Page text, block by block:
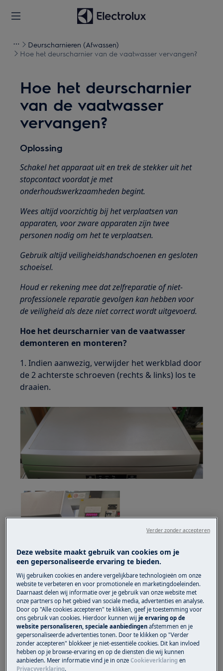
Deurscharnieren (Afwassen)
Hoe het deurscharnier van de vaatwasser vervangen?
Hoe het deurscharnier
van de vaatwasser
vervangen?
Oplossing
Schakel het apparaat uit en trek de stekker uit het
stopcontact voordat je met
onderhoudswerkzaamheden begint.
Wees altijd voorzichtig bij het verplaatsen van
apparaten, voor zware apparaten zijn twee
personen nodig om het te verplaatsen.
Gebruik altijd veiligheidshandschoenen en gesloten
schoeisel.
Houd er rekening mee dat zelfreparatie of niet-
professionele reparatie gevolgen kan hebben voor
de veiligheid als deze niet correct wordt uitgevoerd.
Hoe het deurscharnier van de vaatwasser
demonteren en monteren?
1. Indien aanwezig, verwijder het werkblad door
de 2 achterste schroeven (rechts & links) los te
draaien.
2. Indien aanwezig, haak de plint los en
verwijder deze door het onderste deel (rechts &
Deze website maakt gebruik van cookies om je
een gepersonaliseerde ervaring te bieden.
Wij gebruiken cookies en andere vergelijkbare technologieën om onze
website te verbeteren en voor promotionele en marketingdoeleinden.
Daarnaast delen wij informatie over je gebruik van onze website met
onze partners op het gebied van sociale media, advertenties en analyse.
Door op "Alle cookies accepteren" te klikken, geef je toestemming voor
ons gebruik van cookies. Hierdoor kunnen wijje ervaring op de
website personaliseren, speciale aanbiedingen afstemmen en je
gepersonaliseerde advertenties tonen. Door te klikken op "Verder
zonder accepteren" blokkeer je niet-essentiële cookies. Dit kan invloed
hebben op je browse-ervaring en op de diensten die wij kunnen
aanbieden. Meer informatie vind je in onzeCookieverklaring en
Privacyverklaring.
Verder zonder accepteren